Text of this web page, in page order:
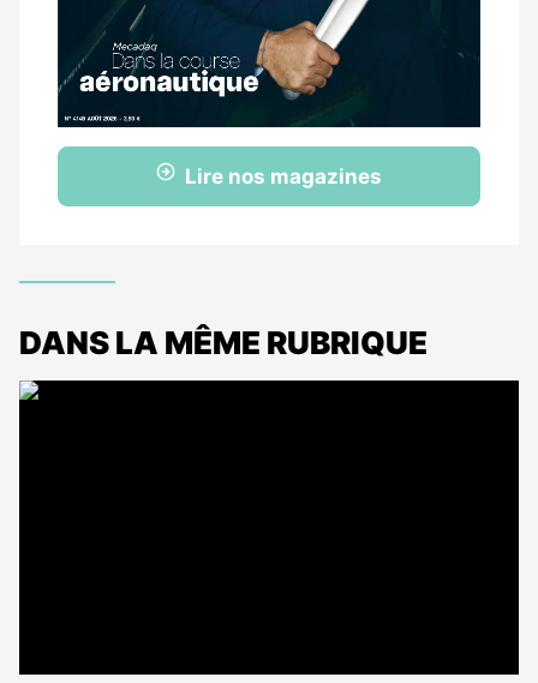
Lire nos magazines
DANS LA MÊME RUBRIQUE